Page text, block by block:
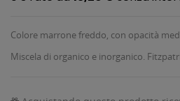
Colore marrone freddo, con opacità
Miscela di organico e inorganico.